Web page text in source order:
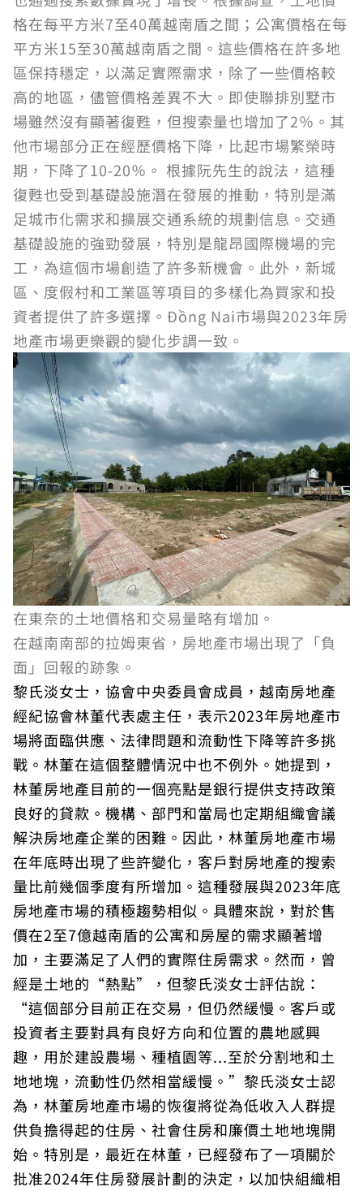
格在每平方米7至40萬越南盾之間；公寓價格在每
平方米15至30萬越南盾之間。這些價格在許多地
區保持穩定，以滿足實際需求，除了一些價格較
高的地區，儘管價格差異不大。即使聯排別墅市
場雖然沒有顯著復甦，但搜索量也增加了2％。其
他市場部分正在經歷價格下降，比起市場繁榮時
期，下降了10-20％。 根據阮先生的說法，這種
復甦也受到基礎設施潛在發展的推動，特別是滿
足城市化需求和擴展交通系統的規劃信息。交通
基礎設施的強勁發展，特別是龍昂國際機場的完
工，為這個市場創造了許多新機會。此外，新城
區、度假村和工業區等項目的多樣化為買家和投
資者提供了許多選擇。Đồng Nai市場與2023年房
地產市場更樂觀的變化步調一致。
在東奈的土地價格和交易量略有增加。
在越南南部的拉姆東省，房地產市場出現了「負
面」回報的跡象。
黎氏淡女士，協會中央委員會成員，越南房地產
經紀協會林董代表處主任，表示2023年房地產市
場將面臨供應、法律問題和流動性下降等許多挑
戰。林董在這個整體情況中也不例外。她提到，
林董房地產目前的一個亮點是銀行提供支持政策
良好的貸款。機構、部門和當局也定期組織會議
解決房地產企業的困難。因此，林董房地產市場
在年底時出現了些許變化，客戶對房地產的搜索
量比前幾個季度有所增加。這種發展與2023年底
房地產市場的積極趨勢相似。具體來說，對於售
價在2至7億越南盾的公寓和房屋的需求顯著增
加，主要滿足了人們的實際住房需求。然而，曾
經是土地的“熱點”，但黎氏淡女士評估說：
“這個部分目前正在交易，但仍然緩慢。客戶或
投資者主要對具有良好方向和位置的農地感興
趣，用於建設農場、種植園等...至於分割地和土
地地塊，流動性仍然相當緩慢。”黎氏淡女士認
為，林董房地產市場的恢復將從為低收入人群提
供負擔得起的住房、社會住房和廉價土地地塊開
始。特別是，最近在林董，已經發布了一項關於
批准2024年住房發展計劃的決定，以加快組織相